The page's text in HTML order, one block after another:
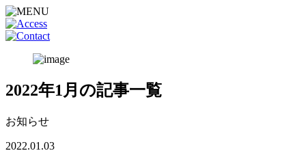
2022年1月の記事一覧
お知らせ
2022.01.03